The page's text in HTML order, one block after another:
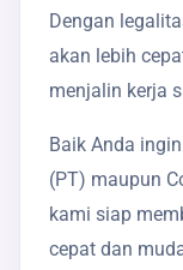
Dengan
akan lebih
menjalin kerja
Baik Anda
(PT) maupun
kami siap
cepat dan